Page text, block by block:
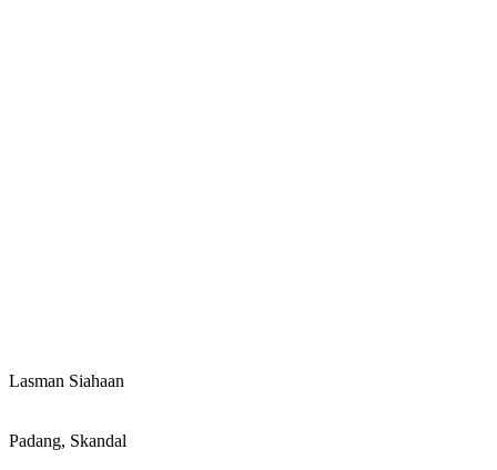
Lasman Siahaan
Padang, Skandal